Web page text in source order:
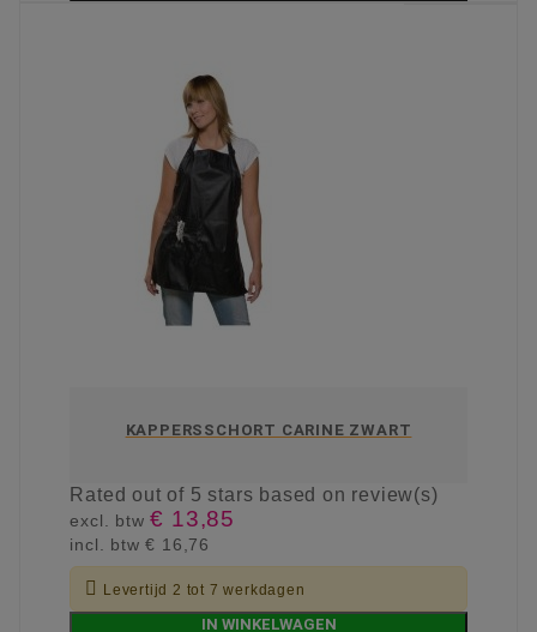
KAPPERSSCHORT CARINE ZWART
Ratedout of 5 stars based on review(s)
excl. btw€ 13,85
incl. btw€ 16,76
 Levertijd 2 tot 7 werkdagen
IN WINKELWAGEN